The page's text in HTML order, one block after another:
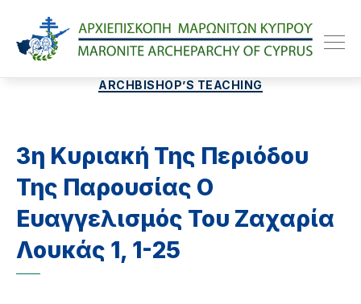
Categories
ARCHBISHOP’S TEACHING
3η Κυριακή Της Περιόδου
Της Παρουσίας Ο
Ευαγγελισμός Του Ζαχαρία
Λουκάς 1, 1-25